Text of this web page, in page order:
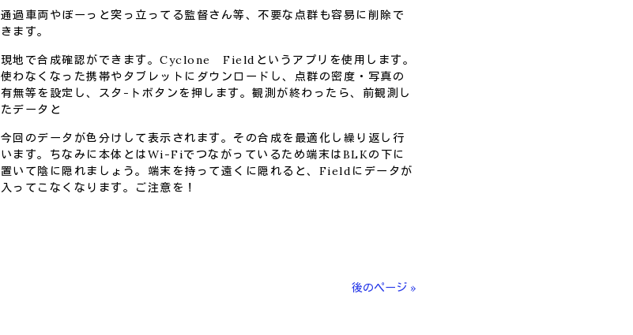
通過車両やぼーっと突っ立ってる監督さん等、不要な点群も容易に削除で
きます。
現地で合成確認ができます。Cyclone Fieldというアプリを使用します。
使わなくなった携帯やタブレットにダウンロードし、点群の密度・写真の
有無等を設定し、スタ-トボタンを押します。観測が終わったら、前観測し
たデータと
今回のデータが色分けして表示されます。その合成を最適化し繰り返し行
います。ちなみに本体とはWi-Fiでつながっているため端末はBLKの下に
置いて陰に隠れましょう。端末を持って遠くに隠れると、Fieldにデータが
入ってこなくなります。ご注意を！
後のページ »